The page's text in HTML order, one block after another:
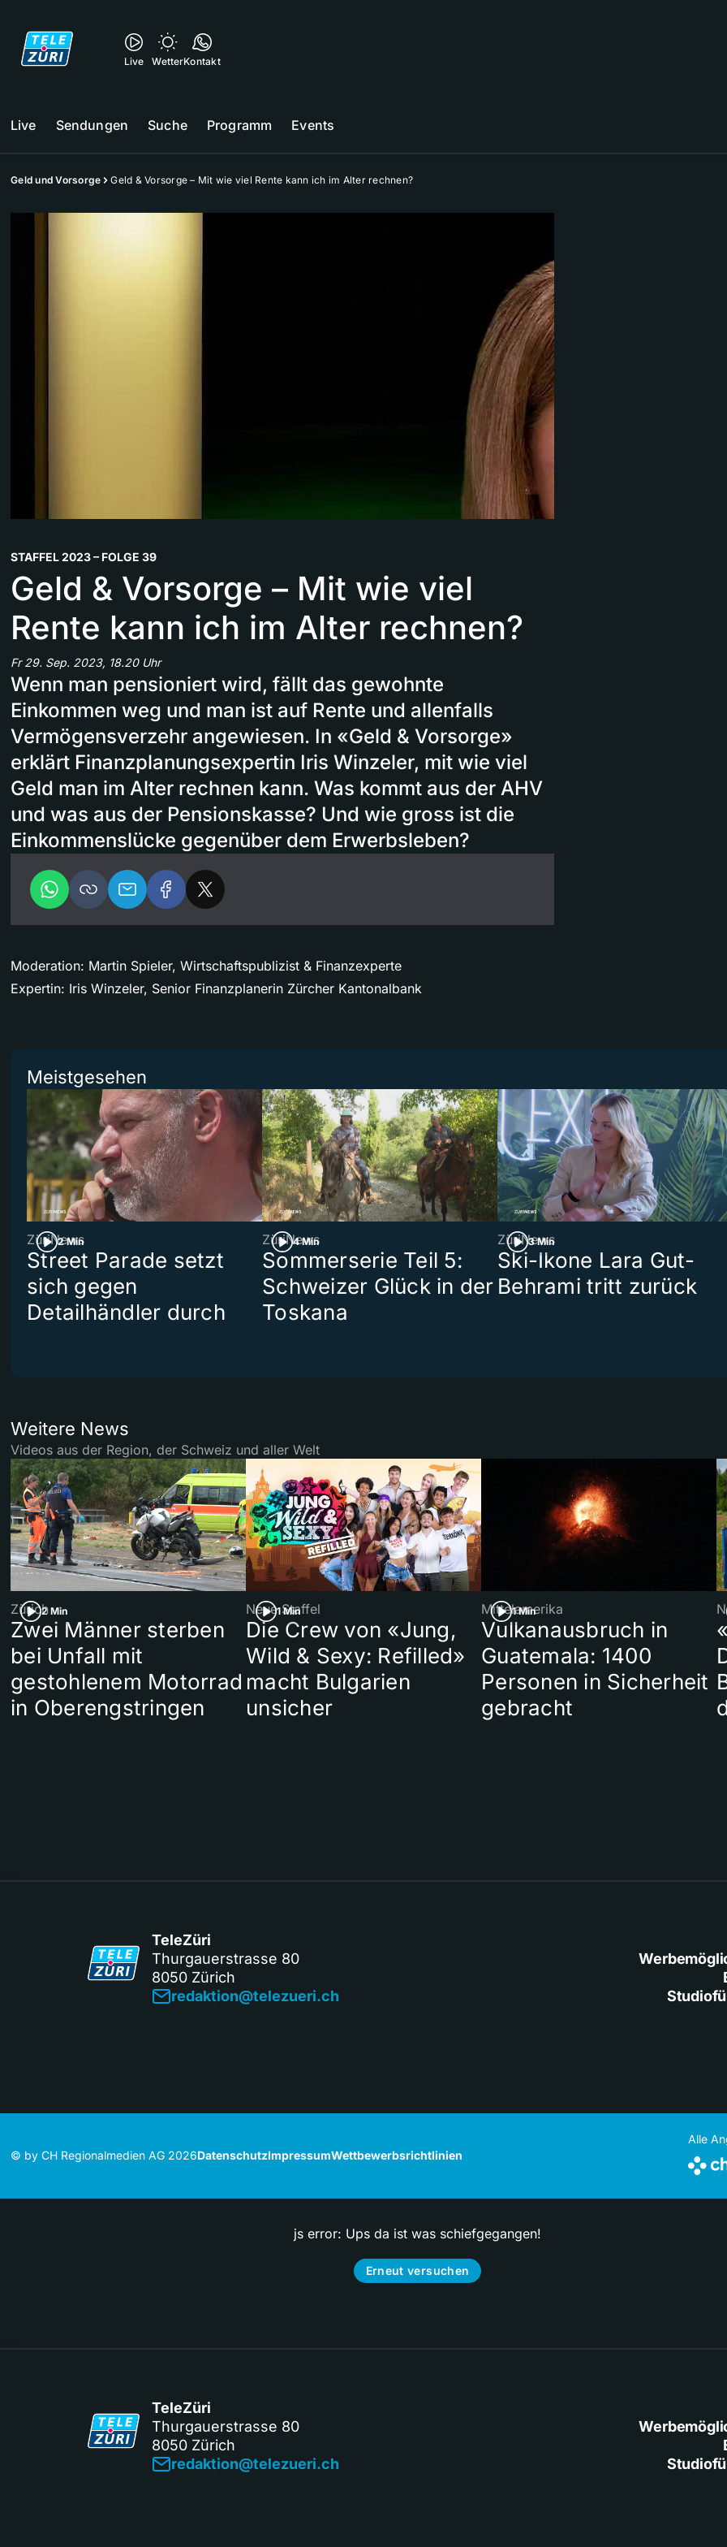
Live WetterKontakt
Live Sendungen Suche Programm Events
Geld und Vorsorge Geld & Vorsorge – Mit wie viel Rente kann ich im Alter rechnen?
STAFFEL 2023 – FOLGE 39
Geld & Vorsorge – Mit wie viel
Rente kann ich im Alter rechnen?
Fr 29. Sep. 2023, 18.20 Uhr
Wenn man pensioniert wird, fällt das gewohnte
Einkommen weg und man ist auf Rente und allenfalls
Vermögensverzehr angewiesen. In «Geld & Vorsorge»
erklärt Finanzplanungsexpertin Iris Winzeler, mit wie viel
Geld man im Alter rechnen kann. Was kommt aus der AHV
und was aus der Pensionskasse? Und wie gross ist die
Einkommenslücke gegenüber dem Erwerbsleben?
Moderation: Martin Spieler, Wirtschaftspublizist & Finanzexperte
Expertin: Iris Winzeler, Senior Finanzplanerin Zürcher Kantonalbank
Meistgesehen
2 Min
ZüriNews
Street Parade setzt
sich gegen
Detailhändler durch
4 Min
ZüriNews
Sommerserie Teil 5:
Schweizer Glück in der
Toskana
3 Min
ZüriNews
Ski-Ikone Lara Gut-
Behrami tritt zurück
Weitere News
Videos aus der Region, der Schweiz und aller Welt
2 Min
Zürich
Zwei Männer sterben
bei Unfall mit
gestohlenem Motorrad
in Oberengstringen
1 Min
Neue Staffel
Die Crew von «Jung,
Wild & Sexy: Refilled»
macht Bulgarien
unsicher
1 Min
Mittelamerika
Vulkanausbruch in
Guatemala: 1400
Personen in Sicherheit
gebracht
TeleZüri
Thurgauerstrasse 80
8050 Zürich
redaktion@telezueri.ch
© by CH Regionalmedien AG 2026DatenschutzImpressumWettbewerbsrichtlinien
Alle
js error: Ups da ist was schiefgegangen!
Erneut versuchen
TeleZüri
Thurgauerstrasse 80
8050 Zürich
redaktion@telezueri.ch